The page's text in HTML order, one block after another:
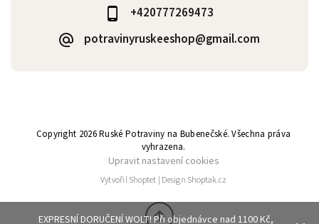
EXPRESNÍ DORUČENÍ WOLT! Při objednávce nad 1100 Kč,
+420777269473
potravinyruskeeshop@gmail.com
Copyright 2026Ruské Potraviny na Bubenečské. Všechna práva
vyhrazena.
Upravit nastavení cookies
VytvořilShoptet | Design Shoptak.cz